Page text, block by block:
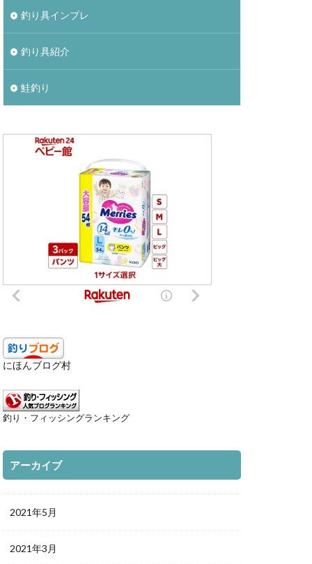
釣り具インプレ
釣り具紹介
鮭釣り
にほんブログ村
釣り・フィッシングランキング
アーカイブ
2021年5月
2021年3月